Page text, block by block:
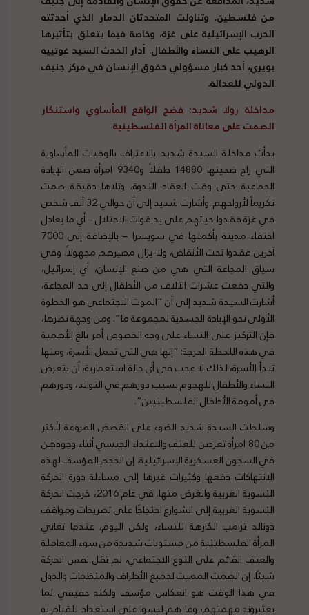
من فلسطين. وتناولت المتحدثان الدمار الذي أحدثته
الحرب الإسرائيلية على غزة، وخاصة فيما يتعلق بتأثيرها
الرهيب على النساء والأطفال. أدار الحدث السيد غوتييه
بويري، أحد كبار مسؤولي حقوق الإنسان في مركز جنيف
الدولي للعدالة.
مداخلة رولا شديد: فضح الواقع المأساوي واستنكار
الصمت على معاناة المرأة الفلسطينية
بدأت مداخلة السيدة شديد بالاعتراف بالوفيات المأساوية
التي راح ضحيتها 14880 طفلاً و9340 امرأة ضمن الإبادة
الجماعية حتى وقت انعقاد الندوة، وتلاها دقيقة صمت
تكريماً لأرواحهم. وأشارت شديد إلى أن حوالي 32 ألف شخص
في غزة فقدوا حياتهم على يد قوات الاحتلال – أي ما يعادل
اختفاء مدينة بأكملها في سويسرا – بالإضافة إلى 7000
آخرين فقدوا تحت الأنقاض، ولا يزال مصيرهم مجهولاً. وفي
سياق المجاعة التي هي من صنع الإنسان، أي إسرائيل،
والتي دفعت عشرات الآلاف من الأطفال إلى حد المجاعة،
أشارت السيدة شديد إلى أن “الموت الاجتماعي هو الخطوة
الأولى نحو الإبادة الجسدية لمجموعة ما”. ومن وجهة نظرها،
فإن التركيز على النساء على وجه الخصوص أمر بالغ الأهمية
في هذه اللحظة الحرجة: “إنها هي التي تحمل الأسرة، ومنها
تبدأ الأسرة، لذلك لا عجب في أي حالة استعمارية، أن يتعرض
النساء والأطفال للهجوم بسبب دورهم في التوالد، ودورهم
في أمومة الأطفال الفلسطينيين”.
وسلطت السيدة شديد الضوء على القصص المروعة لأكثر
من 80 امرأة تعرضن للعنف والاعتداء الجنسي أثناء وجودهن
في السجون العسكرية الإسرائيلية. إن الحجم المؤسف لهذه
الانتهاكات دفعها وكثيرات غيرها إلى مساءلة دورة الحركة
النسوية الغربية والغرض منها. في عام 2016، خرجت الحركة
النسوية الغربية إلى الشوارع احتجاجًا على تصريحات ومواقف
دونالد ترامب الكارهة للنساء، ولكن اليوم، عندما تعاني
المرأة الفلسطينية من مستويات شديدة من سوء المعاملة
والعنف القائم على النوع الاجتماعي، لم تقل نفس الحركة
شيئًا. إن الصمت المميت لجميع الأطراف والمنظمات والدول
في هذا الوقت هو انعكاس مؤسف ولكنه حقيقي لما
يعتبرونه مهمتهم، وما هم ليسوا على استعداد للقيام به